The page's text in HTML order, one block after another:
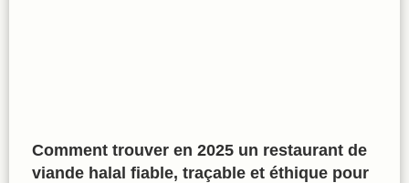
Comment trouver en 2025 un restaurant de
viande halal fiable, traçable et éthique pour